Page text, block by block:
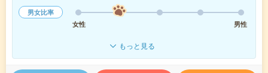
男女比率
女性
男性
もっと見る